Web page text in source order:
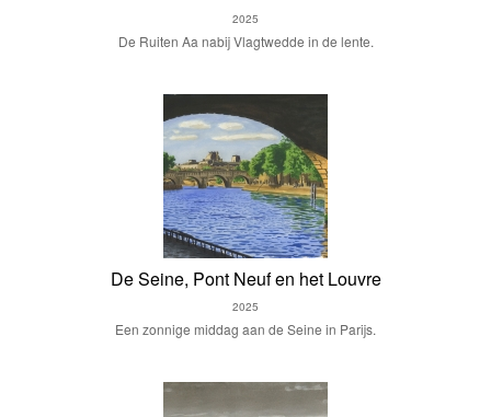
2025
De Ruiten Aa nabij Vlagtwedde in de lente.
De Seine, Pont Neuf en het Louvre
2025
Een zonnige middag aan de Seine in Parijs.